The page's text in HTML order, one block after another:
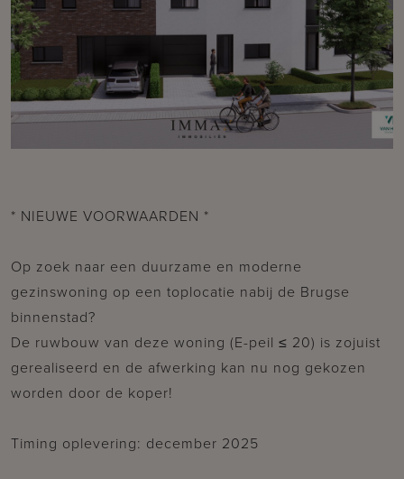
* NIEUWE VOORWAARDEN *
Op zoek naar een duurzame en moderne
gezinswoning op een toplocatie nabij de Brugse
binnenstad?
De ruwbouw van deze woning (E-peil ≤ 20) is zojuist
gerealiseerd en de afwerking kan nu nog gekozen
worden door de koper!
Timing oplevering: december 2025